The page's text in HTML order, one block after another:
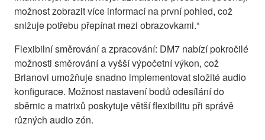
možnost zobrazit více informací na první pohled, což
snižuje potřebu přepínat mezi obrazovkami.“
Flexibilní směrování a zpracování: DM7 nabízí pokročilé
možnosti směrování a vyšší výpočetní výkon, což
Brianovi umožňuje snadno implementovat složité audio
konfigurace. Možnost nastavení bodů odesílání do
sběrnic a matrixů poskytuje větší flexibilitu při správě
různých audio zón.